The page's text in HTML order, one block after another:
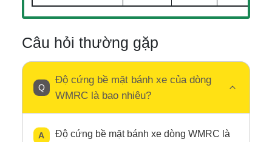
Câu hỏi thường gặp
Độ cứng bề mặt bánh xe của dòng
WMRC là bao nhiêu?
Độ cứng bề mặt bánh xe dòng WMRC là